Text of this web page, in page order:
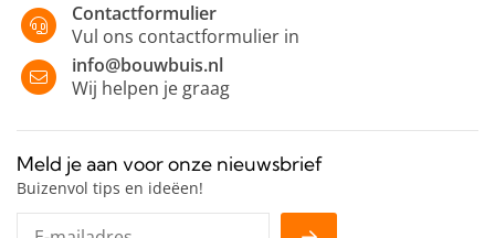
Contactformulier
Vul ons contactformulier in
info@bouwbuis.nl
Wij helpen je graag
Meld je aan voor onze nieuwsbrief
Buizenvol tips en ideëen!